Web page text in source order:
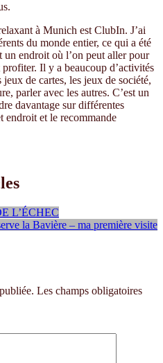
à Munich est ClubIn. J’ai
du monde entier, ce qui a été
un endroit où l’on peut aller pour
Il y a beaucoup d’activités
de cartes, les jeux de société,
parler avec les autres. C’est un
davantage sur différentes
endroit et le recommande
L’ÉCHEC
la Bavière – ma première visite
Les champs obligatoires